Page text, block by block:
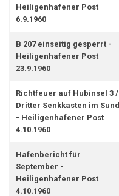
Heiligenhafener Post
6.9.1960
B 207 einseitig gesperrt -
Heiligenhafener Post
23.9.1960
Richtfeuer auf Hubinsel 3 /
Dritter Senkkasten im Sund
- Heiligenhafener Post
4.10.1960
Hafenbericht für
September -
Heiligenhafener Post
4.10.1960